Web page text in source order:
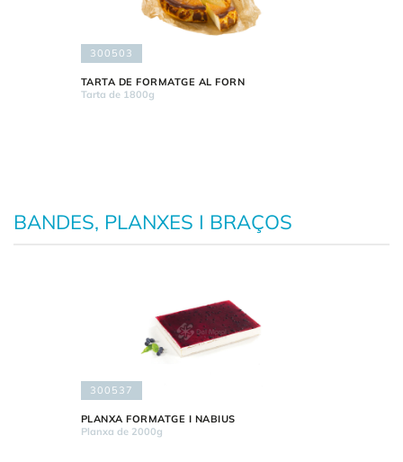
300503
TARTA DE FORMATGE AL FORN
Tarta de 1800g
BANDES, PLANXES I BRAÇOS
300537
PLANXA FORMATGE I NABIUS
Planxa de 2000g